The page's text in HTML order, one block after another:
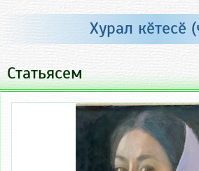
Хурал кӗтесӗ
Статьясем